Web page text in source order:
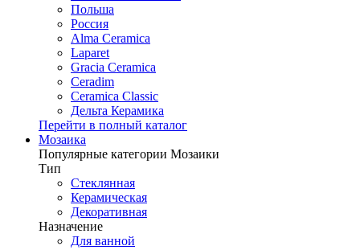
Польша
Россия
Alma Ceramica
Laparet
Gracia Ceramica
Ceradim
Ceramica Classic
Дельта Керамика
Перейти в полный каталог
Мозаика
Популярные категории Мозаики
Тип
Стеклянная
Керамическая
Декоративная
Назначение
Для ванной